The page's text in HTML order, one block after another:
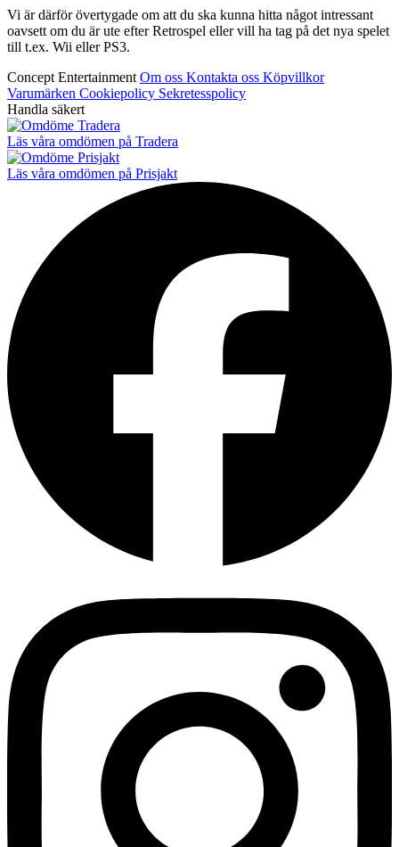
Vi är därför övertygade om att du ska kunna hitta något intressant
oavsett om du är ute efter Retrospel eller vill ha tag på det nya spelet
till t.ex. Wii eller PS3.
Concept Entertainment Om oss Kontakta oss Köpvillkor
Varumärken Cookiepolicy Sekretesspolicy
Handla säkert
Läs våra omdömen på Tradera
Läs våra omdömen på Prisjakt